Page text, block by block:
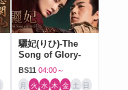
驪妃(りひ)-The
Song of Glory-
BS11 04:00～
月 火 水 木 金 土 日